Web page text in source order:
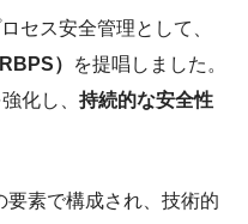
セス安全管理として、
）
を提唱しました。
化し、 持続的な安全性
素で構成され、技術的